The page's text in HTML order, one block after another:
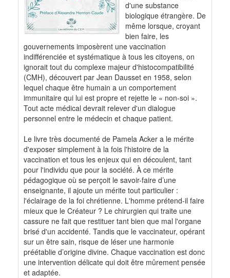
d'une substance
biologique étrangère. De
même lorsque, croyant
bien faire, les
gouvernements imposèrent une vaccination
indifférenciée et systématique à tous les citoyens, on
ignorait tout du complexe majeur d'histocompatibilité
(CMH), découvert par Jean Dausset en 1958, selon
lequel chaque être humain a un comportement
immunitaire qui lui est propre et rejette le « non-soi ».
Tout acte médical devrait relever d'un dialogue
personnel entre le médecin et chaque patient.
Le livre très documenté de Pamela Acker a le mérite
d'exposer simplement à la fois l'histoire de la
vaccination et tous les enjeux qui en découlent, tant
pour l'individu que pour la société. À ce mérite
pédagogique où se perçoit le savoir-faire d’une
enseignante, il ajoute un mérite tout particulier :
l'éclairage de la foi chrétienne. L'homme prétend-il faire
mieux que le Créateur ? Le chirurgien qui traite une
cassure ne fait que restituer tant bien que mal l'organe
brisé d'un accidenté. Tandis que le vaccinateur, opérant
sur un être sain, risque de léser une harmonie
préétablie d’origine divine. Chaque vaccination est donc
une intervention délicate qui doit être mûrement pensée
et adaptée.